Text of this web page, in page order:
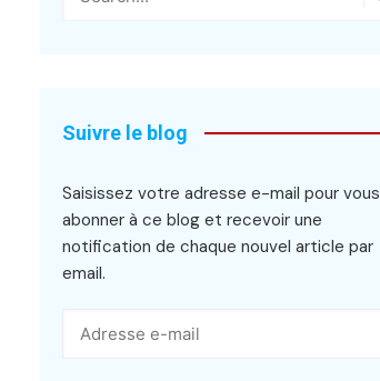
Suivre le blog
Saisissez votre adresse e-mail pour vous
abonner à ce blog et recevoir une
notification de chaque nouvel article par
email.